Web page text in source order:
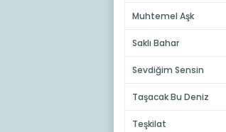
Muhtemel Aşk
Saklı Bahar
Sevdiğim Sensin
Taşacak Bu Deniz
Teşkilat